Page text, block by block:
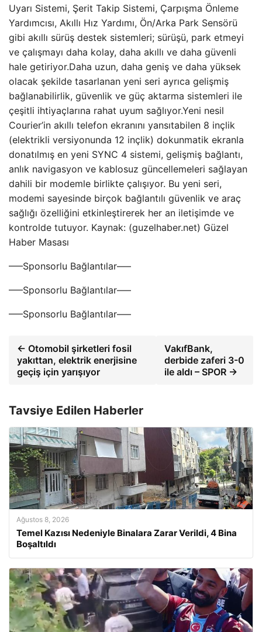
Uyarı Sistemi, Şerit Takip Sistemi, Çarpışma Önleme
Yardımcısı, Akıllı Hız Yardımı, Ön/Arka Park Sensörü
gibi akıllı sürüş destek sistemleri; sürüşü, park etmeyi
ve çalışmayı daha kolay, daha akıllı ve daha güvenli
hale getiriyor.Daha uzun, daha geniş ve daha yüksek
olacak şekilde tasarlanan yeni seri ayrıca gelişmiş
bağlanabilirlik, güvenlik ve güç aktarma sistemleri ile
çeşitli ihtiyaçlarına rahat uyum sağlıyor.Yeni nesil
Courier’in akıllı telefon ekranını yansıtabilen 8 inçlik
(elektrikli versiyonunda 12 inçlik) dokunmatik ekranla
donatılmış en yeni SYNC 4 sistemi, gelişmiş bağlantı,
anlık navigasyon ve kablosuz güncellemeleri sağlayan
dahili bir modemle birlikte çalışıyor. Bu yeni seri,
modemi sayesinde birçok bağlantılı güvenlik ve araç
sağlığı özelliğini etkinleştirerek her an iletişimde ve
kontrolde tutuyor. Kaynak: (guzelhaber.net) Güzel
Haber Masası
—–Sponsorlu Bağlantılar—–
—–Sponsorlu Bağlantılar—–
—–Sponsorlu Bağlantılar—–
← Otomobil şirketleri fosil
yakıttan, elektrik enerjisine
geçiş için yarışıyor
VakıfBank,
derbide zaferi 3-0
ile aldı – SPOR →
Tavsiye Edilen Haberler
Ağustos 8, 2026
Temel Kazısı Nedeniyle Binalara Zarar Verildi, 4 Bina
Boşaltıldı